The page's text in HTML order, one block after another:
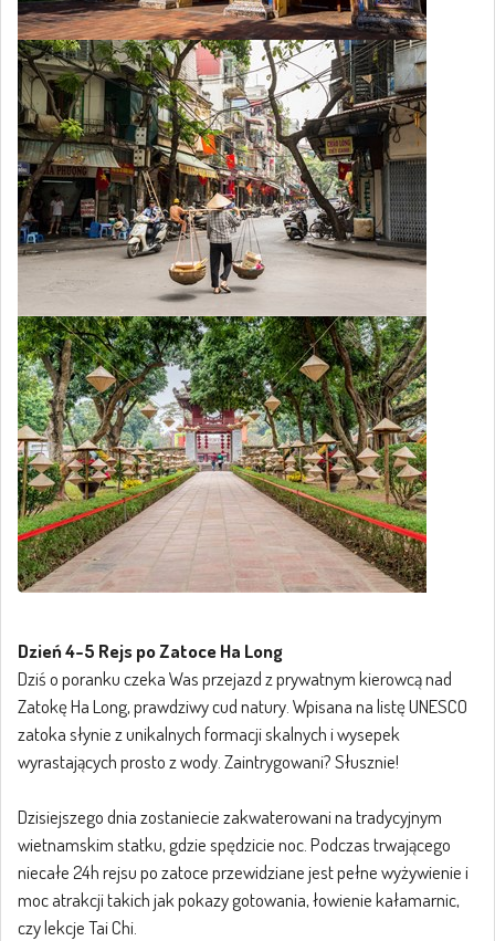
Dzień 4-5 Rejs po Zatoce Ha Long
Dziś o poranku czeka Was przejazd z prywatnym kierowcą nad
Zatokę Ha Long, prawdziwy cud natury. Wpisana na listę UNESCO
zatoka słynie z unikalnych formacji skalnych i wysepek
wyrastających prosto z wody. Zaintrygowani? Słusznie!
Dzisiejszego dnia zostaniecie zakwaterowani na tradycyjnym
wietnamskim statku, gdzie spędzicie noc. Podczas trwającego
niecałe 24h rejsu po zatoce przewidziane jest pełne wyżywienie i
moc atrakcji takich jak pokazy gotowania, łowienie kałamarnic,
czy lekcje Tai Chi.